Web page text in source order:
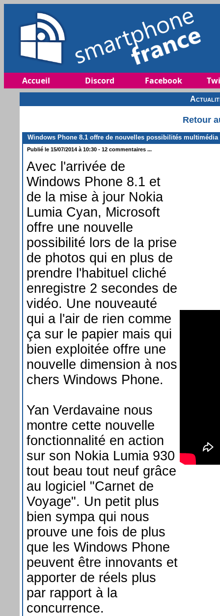
Accueil Discord Facebook
Retour
Windows Phone 8.1 offre de nouvelles possibilités multimédia
Publié le 15/07/2014 à 10:30 - 12 commentaires ...
Avec l'arrivée de
Windows Phone 8.1 et
de la mise à jour Nokia
Lumia Cyan, Microsoft
offre une nouvelle
possibilité lors de la prise
de photos qui en plus de
prendre l'habituel cliché
enregistre 2 secondes de
vidéo. Une nouveauté
qui a l'air de rien comme
ça sur le papier mais qui
bien exploitée offre une
nouvelle dimension à nos
chers Windows Phone.
Yan Verdavaine nous
montre cette nouvelle
fonctionnalité en action
sur son Nokia Lumia 930
tout beau tout neuf grâce
au logiciel "Carnet de
Voyage". Un petit plus
bien sympa qui nous
prouve une fois de plus
que les Windows Phone
peuvent être innovants et
apporter de réels plus
par rapport à la
concurrence.